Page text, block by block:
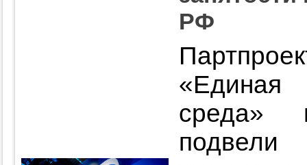
РФ
среда»